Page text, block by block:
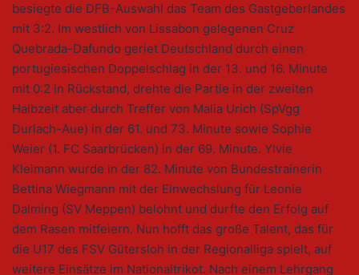
besiegte die DFB-Auswahl das Team des Gastgeberlandes
mit 3:2. Im westlich von Lissabon gelegenen Cruz
Quebrada-Dafundo geriet Deutschland durch einen
portugiesischen Doppelschlag in der 13. und 16. Minute
mit 0:2 in Rückstand, drehte die Partie in der zweiten
Halbzeit aber durch Treffer von Malia Urich (SpVgg
Durlach-Aue) in der 61. und 73. Minute sowie Sophie
Weier (1. FC Saarbrücken) in der 69. Minute. Ylvie
Kleimann wurde in der 82. Minute von Bundestrainerin
Bettina Wiegmann mit der Einwechslung für Leonie
Dalming (SV Meppen) belohnt und durfte den Erfolg auf
dem Rasen mitfeiern. Nun hofft das große Talent, das für
die U17 des FSV Gütersloh in der Regionalliga spielt, auf
weitere Einsätze im Nationaltrikot. Nach einem Lehrgang